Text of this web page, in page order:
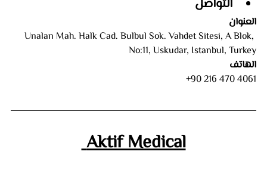
التواصل
العنوان
No:11, Uskudar, Istanbul, Turkey
الهاتف
+90 216 470 4061
Aktif Medical